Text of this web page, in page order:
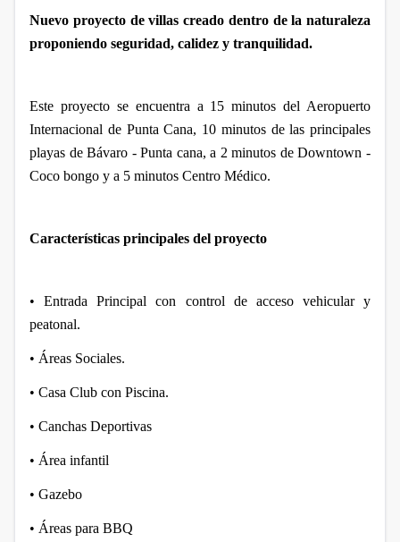
Nuevo proyecto de villas creado dentro de la naturaleza
proponiendo seguridad, calidez y tranquilidad.
Este proyecto se encuentra a 15 minutos del Aeropuerto
Internacional de Punta Cana, 10 minutos de las principales
playas de Bávaro - Punta cana, a 2 minutos de Downtown -
Coco bongo y a 5 minutos Centro Médico.
Características principales del proyecto
• Entrada Principal con control de acceso vehicular y
peatonal.
• Áreas Sociales.
• Casa Club con Piscina.
• Canchas Deportivas
• Área infantil
• Gazebo
• Áreas para BBQ